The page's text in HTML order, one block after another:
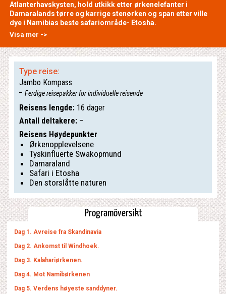
Atlanterhavskysten, hold utkikk etter ørkenelefanter i
Damaralands tørre og karrige stenørken og span etter ville
dye i Namibias beste safariområde- Etosha.
Visa mer ->
Type reise:
Jambo Kompass
Ferdige reisepakker for individuelle reisende
Reisens lengde: 16 dager
Antall deltakere: –
Reisens Høydepunkter
Ørkenopplevelsene
Tyskinfluerte Swakopmund
Damaraland
Safari i Etosha
Den storslåtte naturen
Programöversikt
Dag 1. Avreise fra Skandinavia
Dag 2. Ankomst til Windhoek.
Dag 3. Kalahariørkenen.
Dag 4. Mot Namibørkenen
Dag 5. Verdens høyeste sanddyner.